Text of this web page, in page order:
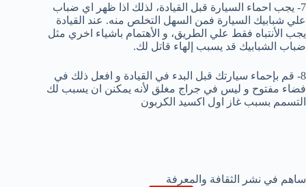
7- يجب احماء السيارة قبل القيادة، لذلك اذا ظهر اي ضباب
علي شبابيك السيارة فمن السهل التخلص منه. عند القيادة
يجب الأنتباه فقط علي الطريق، و الأهتمام باشياء اخري مثل
ضباب الشبابيك قد يسبب إلهاء قاتل لك.
8- قم بإحماء سيارتك قبل البدء في القيادة و افعل ذلك في
فضاء مفتوح و ليس في جراج مغلق لأنه يمكنن ان يسبب لك
التسمم بسبب غاز اول اكسيد الكربون
ساهم في نشر الثقافة والمعرفة